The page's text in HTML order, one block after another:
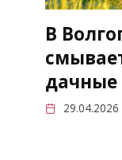
В
дачные
29.04.2026